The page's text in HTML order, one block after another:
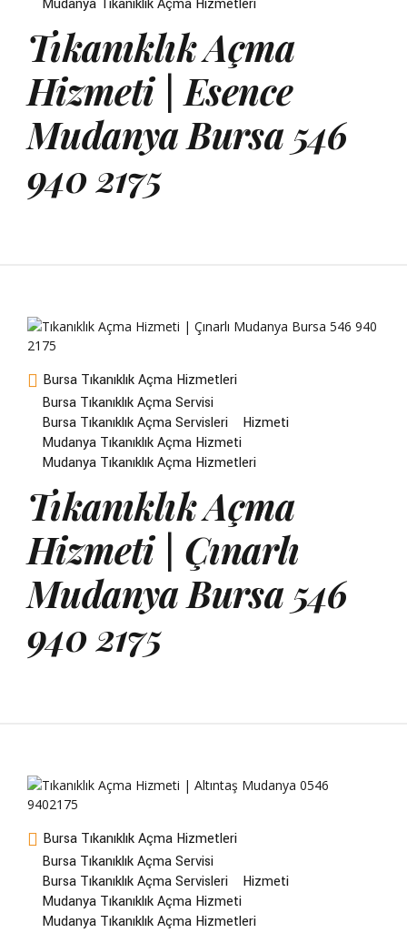
Mudanya Tıkanıklık Açma Hizmetleri
Tıkanıklık Açma
Hizmeti | Esence
Mudanya Bursa 546
940 2175
Bursa Tıkanıklık Açma Hizmetleri
Bursa Tıkanıklık Açma Servisi
Bursa Tıkanıklık Açma Servisleri
Hizmeti
Mudanya Tıkanıklık Açma Hizmeti
Mudanya Tıkanıklık Açma Hizmetleri
Tıkanıklık Açma
Hizmeti | Çınarlı
Mudanya Bursa 546
940 2175
Bursa Tıkanıklık Açma Hizmetleri
Bursa Tıkanıklık Açma Servisi
Bursa Tıkanıklık Açma Servisleri
Hizmeti
Mudanya Tıkanıklık Açma Hizmeti
Mudanya Tıkanıklık Açma Hizmetleri